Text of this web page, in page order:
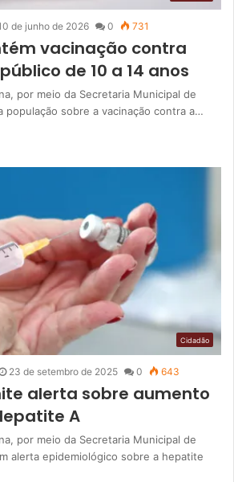
de junho de 2026 0 731
vacinação contra
de 10 a 14 anos
por meio da Secretaria Municipal de
população sobre a vacinação contra a…
Cidadão
23 de setembro de 2025 0 643
alerta sobre aumento
A
por meio da Secretaria Municipal de
alerta epidemiológico sobre a hepatite